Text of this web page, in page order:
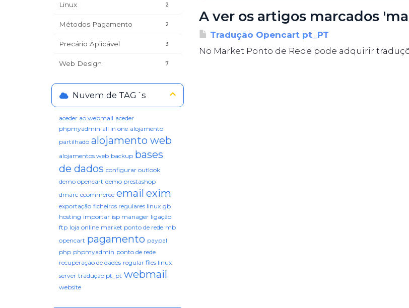
2
Linux
2
Métodos Pagamento
3
Precário Aplicável
7
Web Design
A ver os artigos marcados
Tradução Opencart pt_PT
No Market Ponto de Rede pode adquirir
Nuvem de TAG´s
aceder ao webmail aceder
phpmyadmin all in one alojamento
partilhado alojamento web
alojamentos web backup bases
de dados configurar outlook
demo opencart demo prestashop
dmarc ecommerce email exim
exportação ficheiros regulares linux gb
hosting importar isp manager ligação
ftp loja online market ponto de rede mb
opencart pagamento paypal
php phpmyadmin ponto de rede
recuperação de dados regular files linux
server tradução pt_pt webmail
website